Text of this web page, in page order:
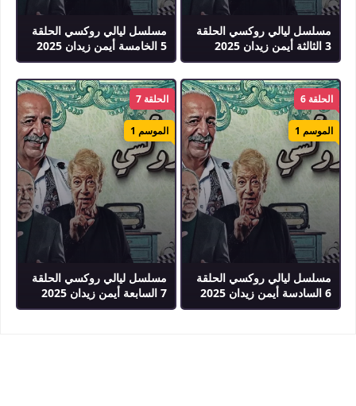
مسلسل ليالي روكسي الحلقة
3 الثالثة أيمن زيدان 2025
مسلسل ليالي روكسي الحلقة
5 الخامسة أيمن زيدان 2025
مسلسل ليالي روكسي الحلقة
6 السادسة أيمن زيدان 2025
الحلقة 6
الموسم 1
مسلسل ليالي روكسي الحلقة
7 السابعة أيمن زيدان 2025
الحلقة 7
الموسم 1